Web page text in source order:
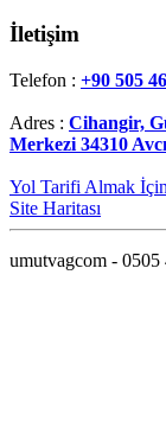
İletişim
Telefon : +90 505
Adres : Cihangir,
Merkezi 34310
Yol Tarifi Almak
Site Haritası
umutvagcom - 0505